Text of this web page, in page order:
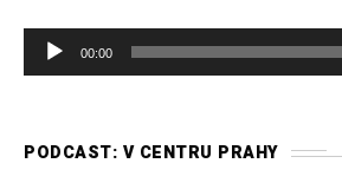
u
00:00
PODCAST: V CENTRU PRAHY